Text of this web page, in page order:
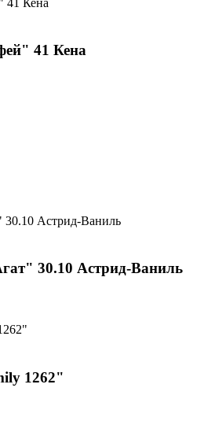
41 Кена
30.10 Астрид-Ваниль
1262"